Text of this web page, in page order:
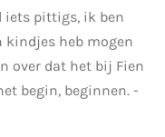
iets pittigs, ik ben
heb mogen
over dat het bij Fien
begin, beginnen. -